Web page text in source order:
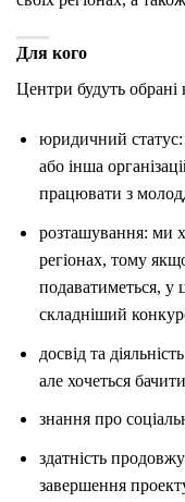
Для кого
Центри будуть обрані
юридичний
або інша
працювати з
розташування: ми
регіонах, тому
подаватиметься, у
складніший
досвід та
але хочеться
знання про
здатність
завершення